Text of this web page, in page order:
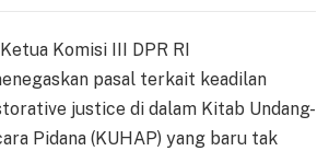
Ketua Komisi III DPR RI
pasal terkait keadilan
justice di dalam Kitab Undang-
Pidana (KUHAP) yang baru tak